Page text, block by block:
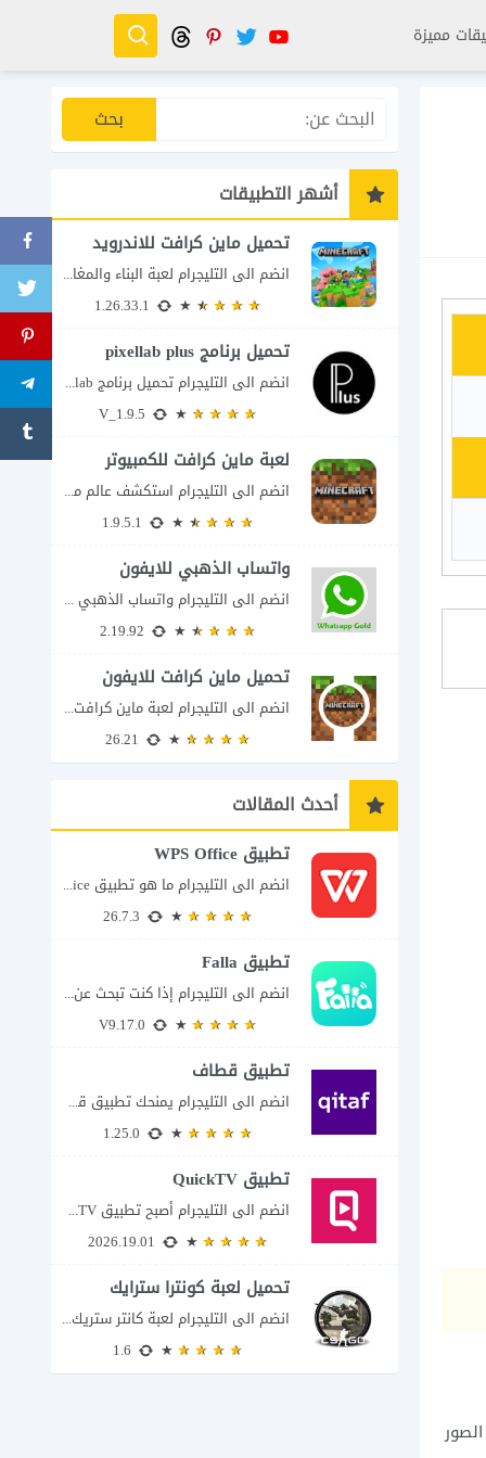
مميزة
أشهر التطبيقات
تحميل ماين كرافت للاندرويد
انضم الى التليجرام لعبة البناء والمغامرة التي لا تنتهي Minecraft إذا كنت تبحث عن...
تحميل برنامج pixellab plus
انضم الى التليجرام تحميل برنامج pixellab مهكر للاندرويد يعتبر تطبيق بيكسلاب من اشهر تطبيقات...
لعبة ماين كرافت للكمبيوتر
انضم الى التليجرام استكشف عالم ماين كرافت بتفاصيل مذهلة 🌟 هل أنت مستعد لمغامرة...
واتساب الذهبي للايفون
انضم الى التليجرام واتساب الذهبي 2023 للايفون إذا كنت تبحث عن واتساب الذهبي للايفون...
تحميل ماين كرافت للايفون
انضم الى التليجرام لعبة ماين كرافت للايفون Minecraft iOS تُعد لعبة Minecraft واحدة من...
أحدث المقالات
تطبيق WPS Office
انضم الى التليجرام ما هو تطبيق WPS Office ولماذا يمكن أن يغنيك عن عدة...
تطبيق Falla
انضم الى التليجرام إذا كنت تبحث عن تطبيق يتيح لك الدخول إلى غرف دردشة...
تطبيق قطاف
انضم الى التليجرام يمنحك تطبيق قطاف طريقة سهلة لمتابعة نقاط المكافآت والاستفادة منها في...
تطبيق QuickTV
انضم الى التليجرام أصبح تطبيق QuickTV من التطبيقات التي تستهدف محبي المسلسلات السريعة، إذ...
تحميل لعبة كونترا سترايك
انضم الى التليجرام لعبة كانتر ستريك مجانا 2026 عند البحث عن تحميل Counter-Strike للكمبيوتر...